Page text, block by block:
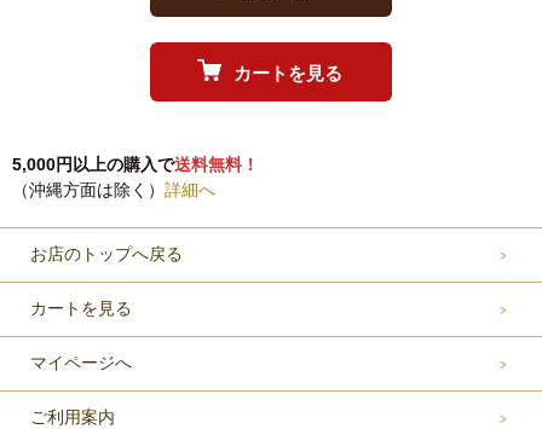
カートを見る
5,000円以上の購入で送料無料！
（沖縄方面は除く） 詳細へ
お店のトップへ戻る
カートを見る
マイページへ
ご利用案内